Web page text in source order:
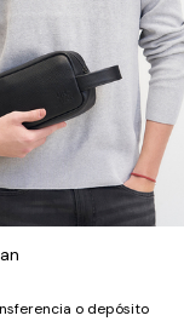
o depósito